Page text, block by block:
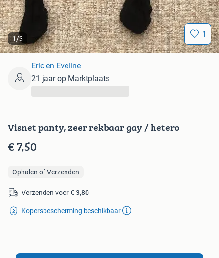
1/3 1
Visnet panty, zeer rekbaar gay / hetero
€ 7,50
Ophalen of Verzenden
Verzenden voor€ 3,80
Kopersbescherming beschikbaar
Eric en Eveline
21 jaar op Marktplaats